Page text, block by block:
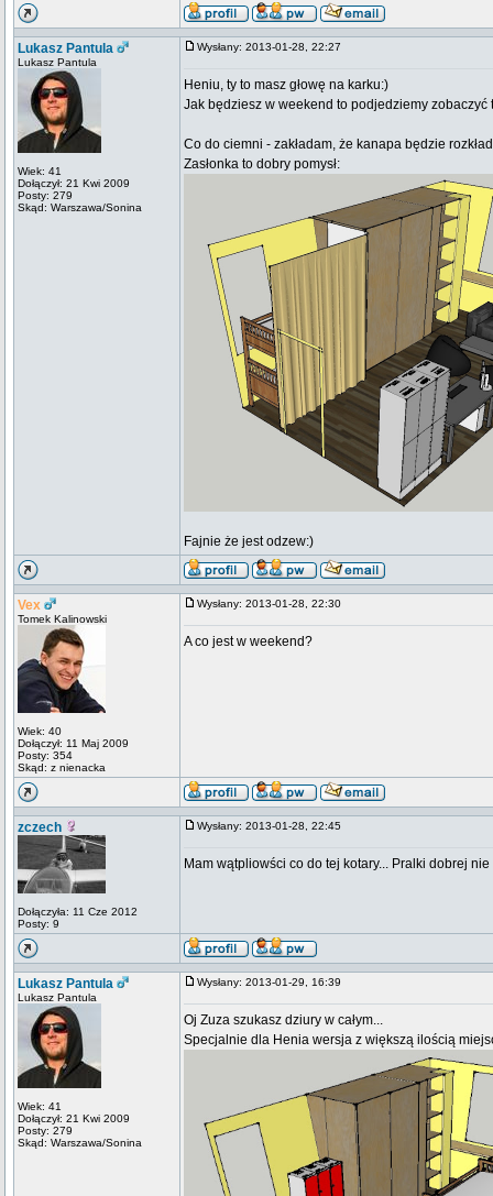
Lukasz Pantula
Lukasz Pantula
Wiek: 41
Dołączył: 21 Kwi 2009
Posty: 279
Skąd: Warszawa/Sonina
Wysłany: 2013-01-28, 22:27
Heniu, ty to masz głowę na karku:)
Jak będziesz w weekend to podjedziemy zobaczyć
Co do ciemni - zakładam, że kanapa będzie
Zasłonka to dobry pomysł:
Fajnie że jest odzew:)
Vex
Tomek Kalinowski
Wiek: 40
Dołączył: 11 Maj 2009
Posty: 354
Skąd: z nienacka
Wysłany: 2013-01-28, 22:30
A co jest w weekend?
zczech
Dołączyła: 11 Cze 2012
Posty: 9
Wysłany: 2013-01-28, 22:45
Mam wątpliowści co do tej kotary... Pralki dobrej
Lukasz Pantula
Lukasz Pantula
Wiek: 41
Dołączył: 21 Kwi 2009
Posty: 279
Skąd: Warszawa/Sonina
Wysłany: 2013-01-29, 16:39
Oj Zuza szukasz dziury w całym...
Specjalnie dla Henia wersja z większą ilością